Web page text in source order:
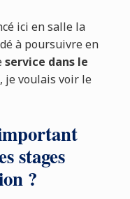
ici en salle la
à poursuivre en
service dans le
je voulais voir le
stages
?